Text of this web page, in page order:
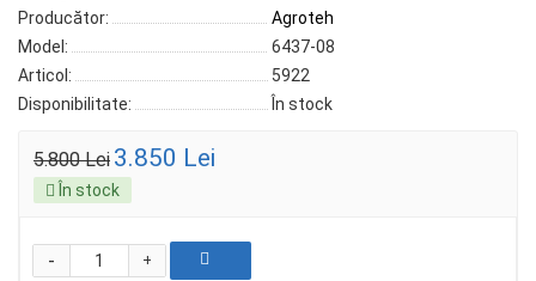
Producător:
Agroteh
Model:
6437-08
Articol:
5922
Disponibilitate:
În stock
5.800 Lei 3.850 Lei
În stock
+
-